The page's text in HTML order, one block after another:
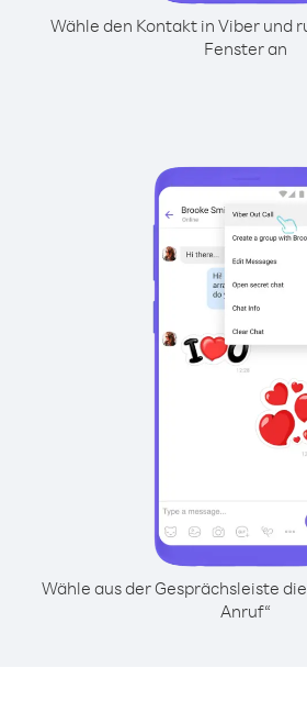
Wähle den Kontakt in Viber und
Fenster an
Wähle aus der Gesprächsleiste
Anruf“